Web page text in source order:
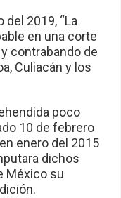
del 2019, “La
en una corte
contrabando de
Culiacán y los
poco
10 de febrero
enero del 2015
dichos
México su